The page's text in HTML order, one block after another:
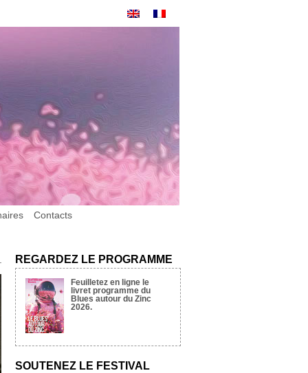
Contacts
REGARDEZ LE PROGRAMME
Feuilletez en ligne le
livret programme du
Blues autour du Zinc
2026.
SOUTENEZ LE FESTIVAL